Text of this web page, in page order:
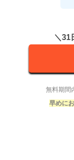
＼31
無料期間
早めに